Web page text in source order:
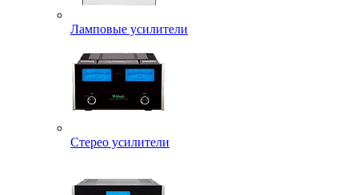
Ламповые усилители
Стерео усилители